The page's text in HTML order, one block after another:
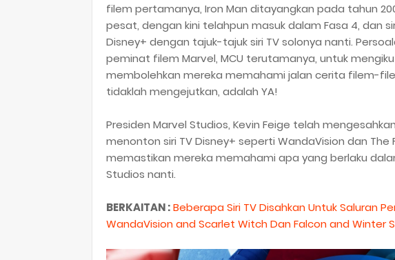
filem pertamanya, Iron Man ditayangkan pada tahun
pesat, dengan kini telahpun masuk dalam Fasa 4, dan
Disney+ dengan tajuk-tajuk siri TV solonya nanti.
peminat filem Marvel, MCU terutamanya, untuk
membolehkan mereka memahami jalan cerita filem-
tidaklah mengejutkan, adalah YA!
Presiden Marvel Studios, Kevin Feige telah
menonton siri TV Disney+ seperti WandaVision dan The
memastikan mereka memahami apa yang berlaku
Studios nanti.
BERKAITAN :Beberapa Siri TV Disahkan Untuk Saluran
WandaVision and Scarlet Witch Dan Falcon and Winter